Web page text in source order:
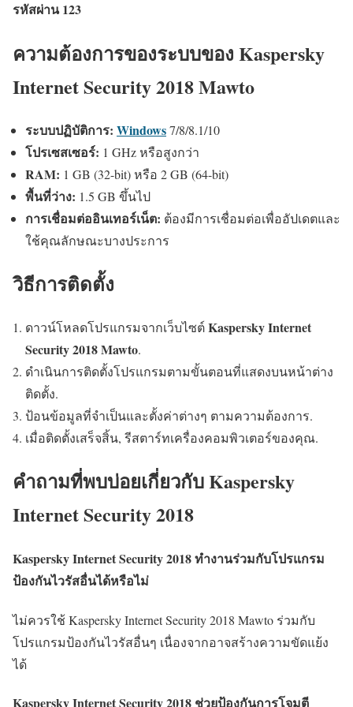
รหัสผ่าน 123
ความต้องการของระบบของ Kaspersky
Internet Security 2018 Mawto
ระบบปฏิบัติการ: Windows7/8/8.1/10
โปรเซสเซอร์: 1 GHz หรือสูงกว่า
RAM: 1 GB (32-bit) หรือ 2 GB (64-bit)
พื้นที่ว่าง: 1.5 GB ขึ้นไป
การเชื่อมต่ออินเทอร์เน็ต: ต้องมีการเชื่อมต่อเพื่ออัปเดตและ
ใช้คุณลักษณะบางประการ
วิธีการติดตั้ง
ดาวน์โหลดโปรแกรมจากเว็บไซต์Kaspersky Internet
Security 2018 Mawto.
ดำเนินการติดตั้งโปรแกรมตามขั้นตอนที่แสดงบนหน้าต่าง
ติดตั้ง.
ป้อนข้อมูลที่จำเป็นและตั้งค่าต่างๆ ตามความต้องการ.
เมื่อติดตั้งเสร็จสิ้น, รีสตาร์ทเครื่องคอมพิวเตอร์ของคุณ.
คำถามที่พบบ่อยเกี่ยวกับ Kaspersky
Internet Security 2018
Kaspersky Internet Security 2018 ทำงานร่วมกับโปรแกรม
ป้องกันไวรัสอื่นได้หรือไม่
ไม่ควรใช้ Kaspersky Internet Security 2018 Mawto ร่วมกับ
โปรแกรมป้องกันไวรัสอื่นๆ เนื่องจากอาจสร้างความขัดแย้ง
ได้
Kaspersky Internet Security 2018 ช่วยป้องกันการโจมตี